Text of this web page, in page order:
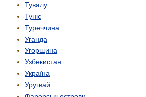
Тувалу
Туніс
Туреччина
Уганда
Угорщина
Узбекистан
Україна
Уругвай